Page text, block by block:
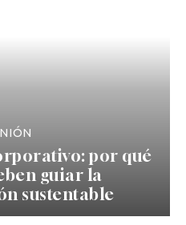
por qué
guiar la
sustentable